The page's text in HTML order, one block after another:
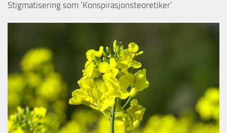
Stigmatisering som ‘Konspirasjonsteoretiker’